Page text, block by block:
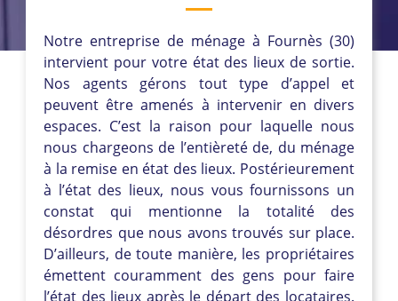
Notre entreprise de ménage à Fournès (30)
intervient pour votre état des lieux de sortie.
Nos agents gérons tout type d’appel et
peuvent être amenés à intervenir en divers
espaces. C’est la raison pour laquelle nous
nous chargeons de l’entièreté de, du ménage
à la remise en état des lieux. Postérieurement
à l’état des lieux, nous vous fournissons un
constat qui mentionne la totalité des
désordres que nous avons trouvés sur place.
D’ailleurs, de toute manière, les propriétaires
émettent couramment des gens pour faire
l’état des lieux après le départ des locataires.